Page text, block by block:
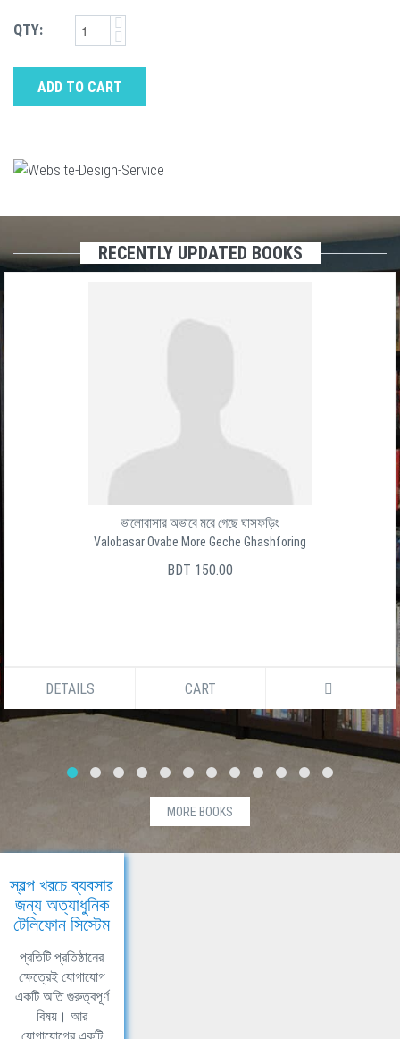
QTY:
ADD TO CART
RECENTLY UPDATED BOOKS
ভালোবাসার অভাবে মরে গেছে ঘাসফড়িং
Valobasar Ovabe More Geche Ghashforing
BDT 150.00
DETAILS CART
MORE BOOKS
স্বল্প খরচে ব্যবসার
জন্য অত্যাধুনিক
টেলিফোন সিস্টেম
প্রতিটি প্রতিষ্ঠানের
ক্ষেত্রেই যোগাযোগ
একটি অতি গুরুত্বপূর্ণ
বিষয়। আর